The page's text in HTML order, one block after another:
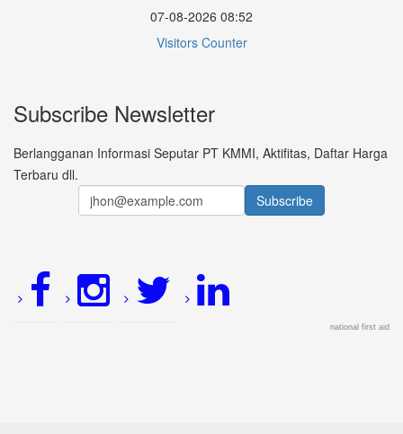
07-08-2026 08:52
Visitors Counter
Subscribe Newsletter
Berlangganan Informasi Seputar PT KMMI, Aktifitas, Daftar Harga
Terbaru dll.
national first aid